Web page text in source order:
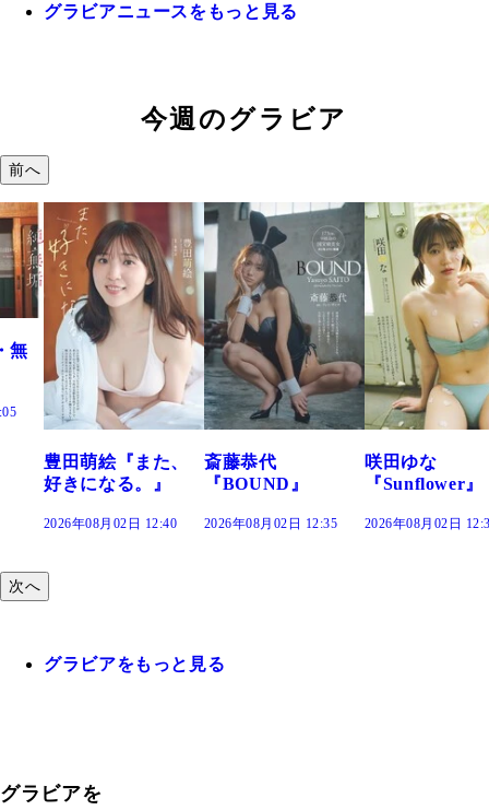
グラビアニュースをもっと見る
今週のグラビア
前へ
斎藤恭代
『BOUND』
2026年08月02日 12:35
咲田ゆな
『Sunflower』
2026年08月02日 12:30
藤水咲桜『花
だまり』
2026年08月02日
次へ
グラビアをもっと見る
グラビアを